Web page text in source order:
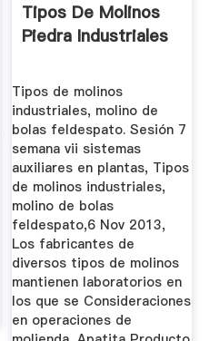
Tipos De Molinos
Piedra Industriales
Tipos de molinos
industriales, molino de
bolas feldespato. Sesión 7
semana vii sistemas
auxiliares en plantas, Tipos
de molinos industriales,
molino de bolas
feldespato,6 Nov 2013,
Los fabricantes de
diversos tipos de molinos
mantienen laboratorios en
los que se Consideraciones
en operaciones de